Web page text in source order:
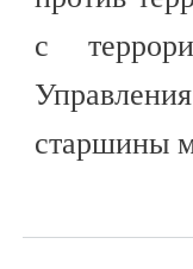
с
старшины